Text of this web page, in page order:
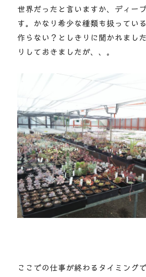
世界だったと言いますか、ディー
す。かなり希少な種類も扱ってい
作らない？としきりに聞かれまし
りしておきましたが、、。
ここでの仕事が終わるタイミング